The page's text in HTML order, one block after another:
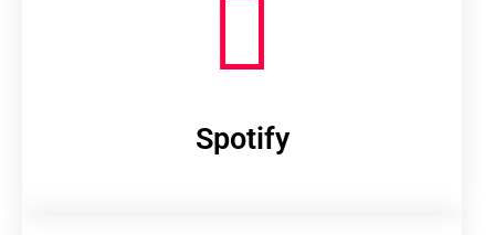
Spotify